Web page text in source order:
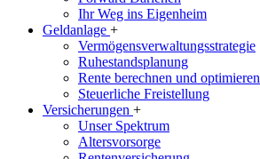
Ihr Weg ins Eigenheim
Geldanlage +
Vermögensverwaltungsstrategie
Ruhestandsplanung
Rente berechnen und optimieren
Steuerliche Freistellung
Versicherungen +
Unser Spektrum
Altersvorsorge